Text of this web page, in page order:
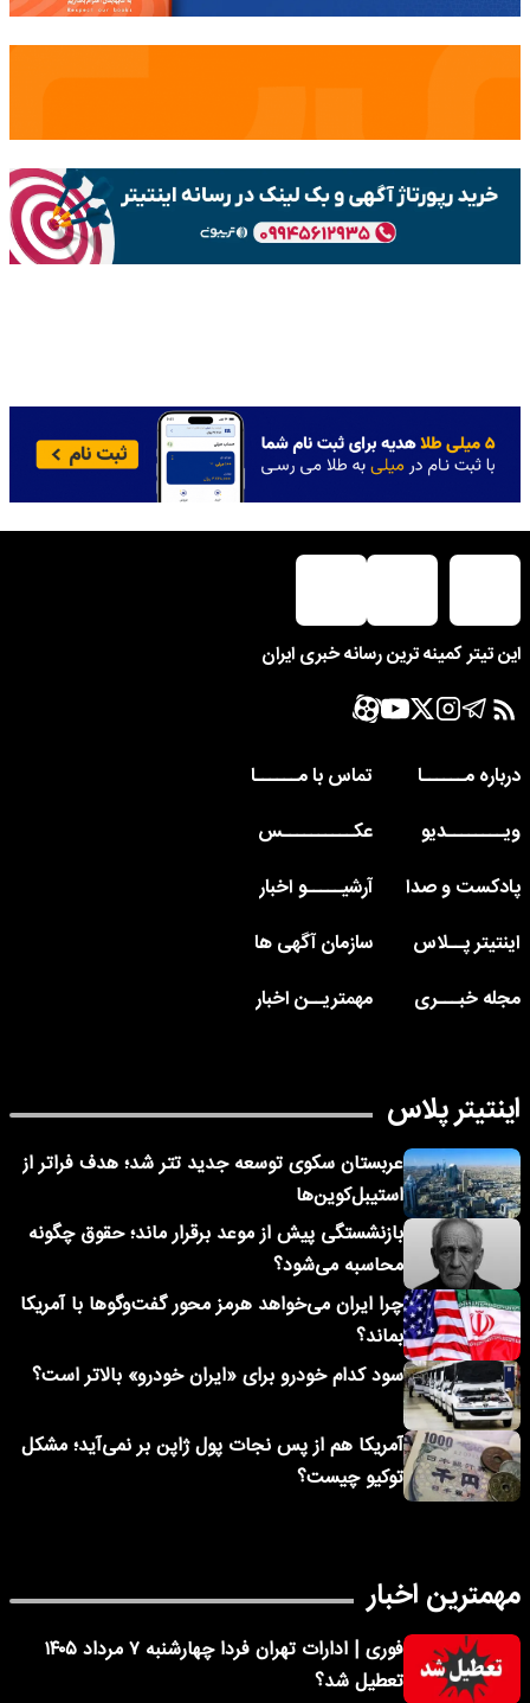
این تیتر کمینه ترین رسانه خبری ایران
درباره مــــــا
تماس با مــــــا
ویــــــــدیو
عکــــــــــس
پادکست و صدا
آرشیـــــو اخبار
اینتیتر پــلاس
سازمان آگهی ها
مجله خبـــری
مهمتریــن اخبار
اینتیتر پلاس
عربستان سکوی توسعه جدید تتر شد؛ هدف فراتر از
استیبل‌کوین‌ها
بازنشستگی پیش از موعد برقرار ماند؛ حقوق چگونه
محاسبه می‌شود؟
چرا ایران می‌خواهد هرمز محور گفت‌وگوها با آمریکا
بماند؟
سود کدام خودرو برای «ایران خودرو» بالاتر است؟
آمریکا هم از پس نجات پول ژاپن بر نمی‌آید؛ مشکل
توکیو چیست؟
مهمترین اخبار
فوری | ادارات تهران فردا چهارشنبه ۷ مرداد ۱۴۰۵
تعطیل شد؟